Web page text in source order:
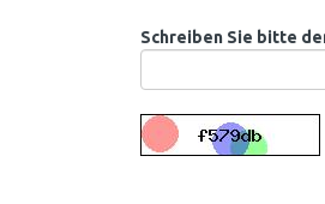
Schreiben Sie bitte